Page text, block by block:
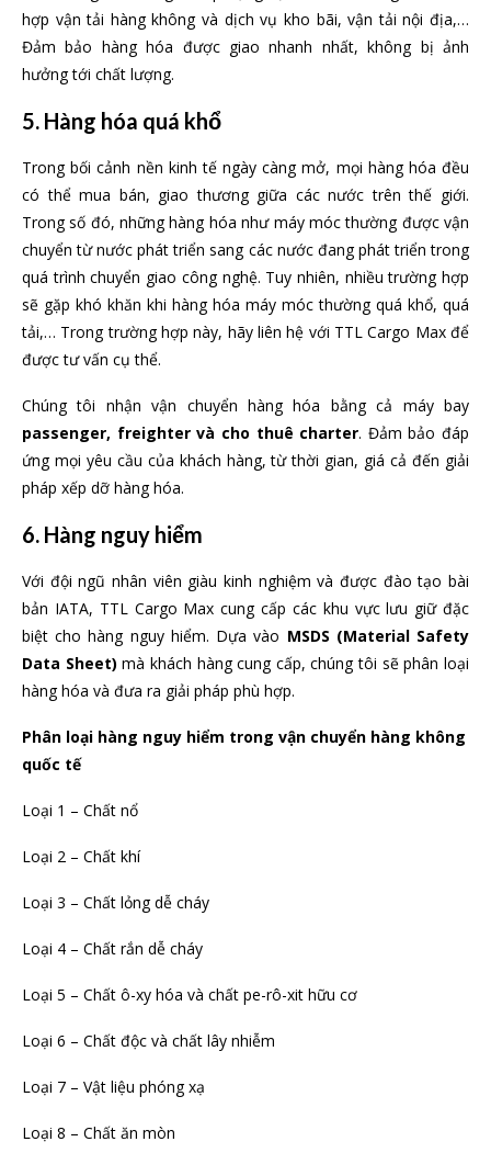
hợp vận tải hàng không và dịch vụ kho bãi, vận tải nội địa,…
Đảm bảo hàng hóa được giao nhanh nhất, không bị ảnh
hưởng tới chất lượng.
5. Hàng hóa quá khổ
Trong bối cảnh nền kinh tế ngày càng mở, mọi hàng hóa đều
có thể mua bán, giao thương giữa các nước trên thế giới.
Trong số đó, những hàng hóa như máy móc thường được vận
chuyển từ nước phát triển sang các nước đang phát triển trong
quá trình chuyển giao công nghệ. Tuy nhiên, nhiều trường hợp
sẽ gặp khó khăn khi hàng hóa máy móc thường quá khổ, quá
tải,… Trong trường hợp này, hãy liên hệ với TTL Cargo Max để
được tư vấn cụ thể.
Chúng tôi nhận vận chuyển hàng hóa bằng cả máy bay
passenger, freighter và cho thuê charter. Đảm bảo đáp
ứng mọi yêu cầu của khách hàng, từ thời gian, giá cả đến giải
pháp xếp dỡ hàng hóa.
6. Hàng nguy hiểm
Với đội ngũ nhân viên giàu kinh nghiệm và được đào tạo bài
bản IATA, TTL Cargo Max cung cấp các khu vực lưu giữ đặc
biệt cho hàng nguy hiểm. Dựa vào MSDS (Material Safety
Data Sheet) mà khách hàng cung cấp, chúng tôi sẽ phân loại
hàng hóa và đưa ra giải pháp phù hợp.
Phân loại hàng nguy hiểm trong vận chuyển hàng không
quốc tế
Loại 1 – Chất nổ
Loại 2 – Chất khí
Loại 3 – Chất lỏng dễ cháy
Loại 4 – Chất rắn dễ cháy
Loại 5 – Chất ô-xy hóa và chất pe-rô-xit hữu cơ
Loại 6 – Chất độc và chất lây nhiễm
Loại 7 – Vật liệu phóng xạ
Loại 8 – Chất ăn mòn